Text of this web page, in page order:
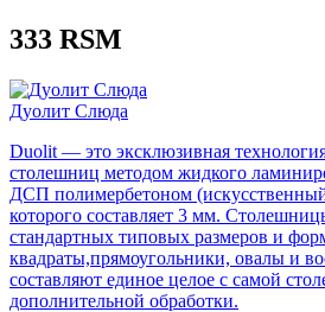
333 RSM
Дуолит Слюда
Duolit — это эксклюзивная
столешниц методом жидкого
ДСП полимербетоном
которого составляет 3 мм.
стандартных типовых размеров и
квадраты,прямоугольники, овалы и
составляют единое целое с самой
дополнительной обработки.